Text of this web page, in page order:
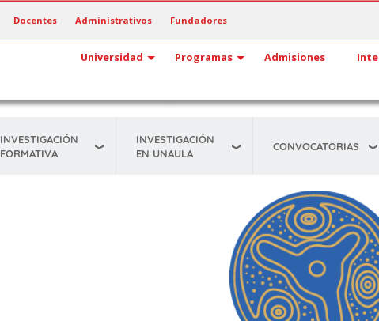
Docentes Administrativos Fundadores
Universidad Programas Admisiones
INVESTIGACIÓN
FORMATIVA
INVESTIGACIÓN
EN UNAULA
CONVOCATORIAS